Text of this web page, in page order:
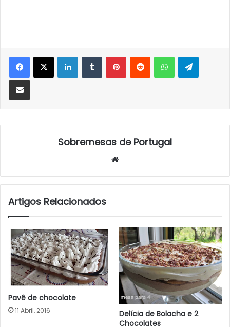
LinkedInTumblrPinterestReddit WhatsApp
Partilhar Via Email
Sobremesas de Portugal
Artigos Relacionados
Pavê de chocolate
11 Abril, 2016
Delícia de Bolacha e 2
Chocolates